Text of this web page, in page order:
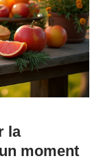
la
moment